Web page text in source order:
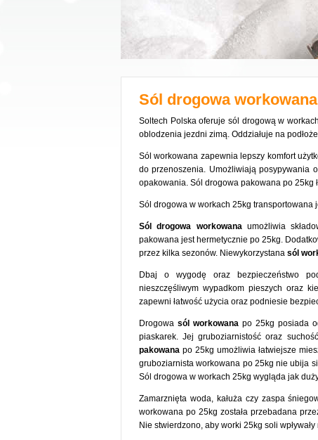
Sól drogowa workowana
Soltech Polska oferuje sól drogową w
oblodzenia jezdni zimą. Oddziałuje na
Sól workowana zapewnia lepszy komfort
do przenoszenia. Umożliwiają posypywania
opakowania. Sól drogowa pakowana po 25kg
Sól drogowa w workach 25kg transportowana
Sól drogowa workowanaumożliwia
pakowana jest hermetycznie po 25kg.
przez kilka sezonów. Niewykorzystana sól
Dbaj o wygodę oraz bezpieczeństwo
nieszczęśliwym wypadkom pieszych oraz
zapewni łatwość użycia oraz podniesie
Drogowasól workowana po 25kg posiada
piaskarek. Jej gruboziarnistość oraz
pakowana po 25kg umożliwia łatwiejsze
gruboziarnista workowana po 25kg nie ubija
Sól drogowa w workach 25kg wygląda jak
Zamarznięta woda, kałuża czy zaspa
workowana po 25kg została przebadana
Nie stwierdzono, aby worki 25kg soli